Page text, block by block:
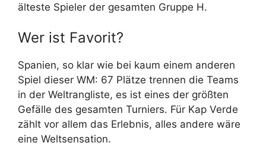
älteste Spieler der gesamten Gruppe H.
Wer ist Favorit?
Spanien, so klar wie bei kaum einem anderen
Spiel dieser WM: 67 Plätze trennen die Teams
in der Weltrangliste, es ist eines der größten
Gefälle des gesamten Turniers. Für Kap Verde
zählt vor allem das Erlebnis, alles andere wäre
eine Weltsensation.